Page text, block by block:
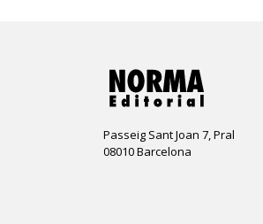
Passeig Sant Joan 7, Pral
08010 Barcelona